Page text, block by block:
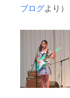
ブログより）